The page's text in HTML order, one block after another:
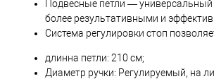
Подвесные петли — универсальный
более результативными и
Система регулировки стоп
длинна петли: 210 см;
Диаметр ручки: Регулируемый, на